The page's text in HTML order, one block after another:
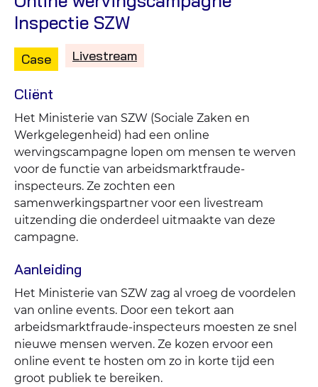
Inspectie SZW
Type
content:
Case
Gepost
in
Livestream
Cliënt
Het Ministerie van SZW (Sociale Zaken en
Werkgelegenheid) had een online
wervingscampagne lopen om mensen te werven
voor de functie van arbeidsmarktfraude-
inspecteurs. Ze zochten een
samenwerkingspartner voor een livestream
uitzending die onderdeel uitmaakte van deze
campagne.
Aanleiding
Het Ministerie van SZW zag al vroeg de voordelen
van online events. Door een tekort aan
arbeidsmarktfraude-inspecteurs moesten ze snel
nieuwe mensen werven. Ze kozen ervoor een
online event te hosten om zo in korte tijd een
groot publiek te bereiken.